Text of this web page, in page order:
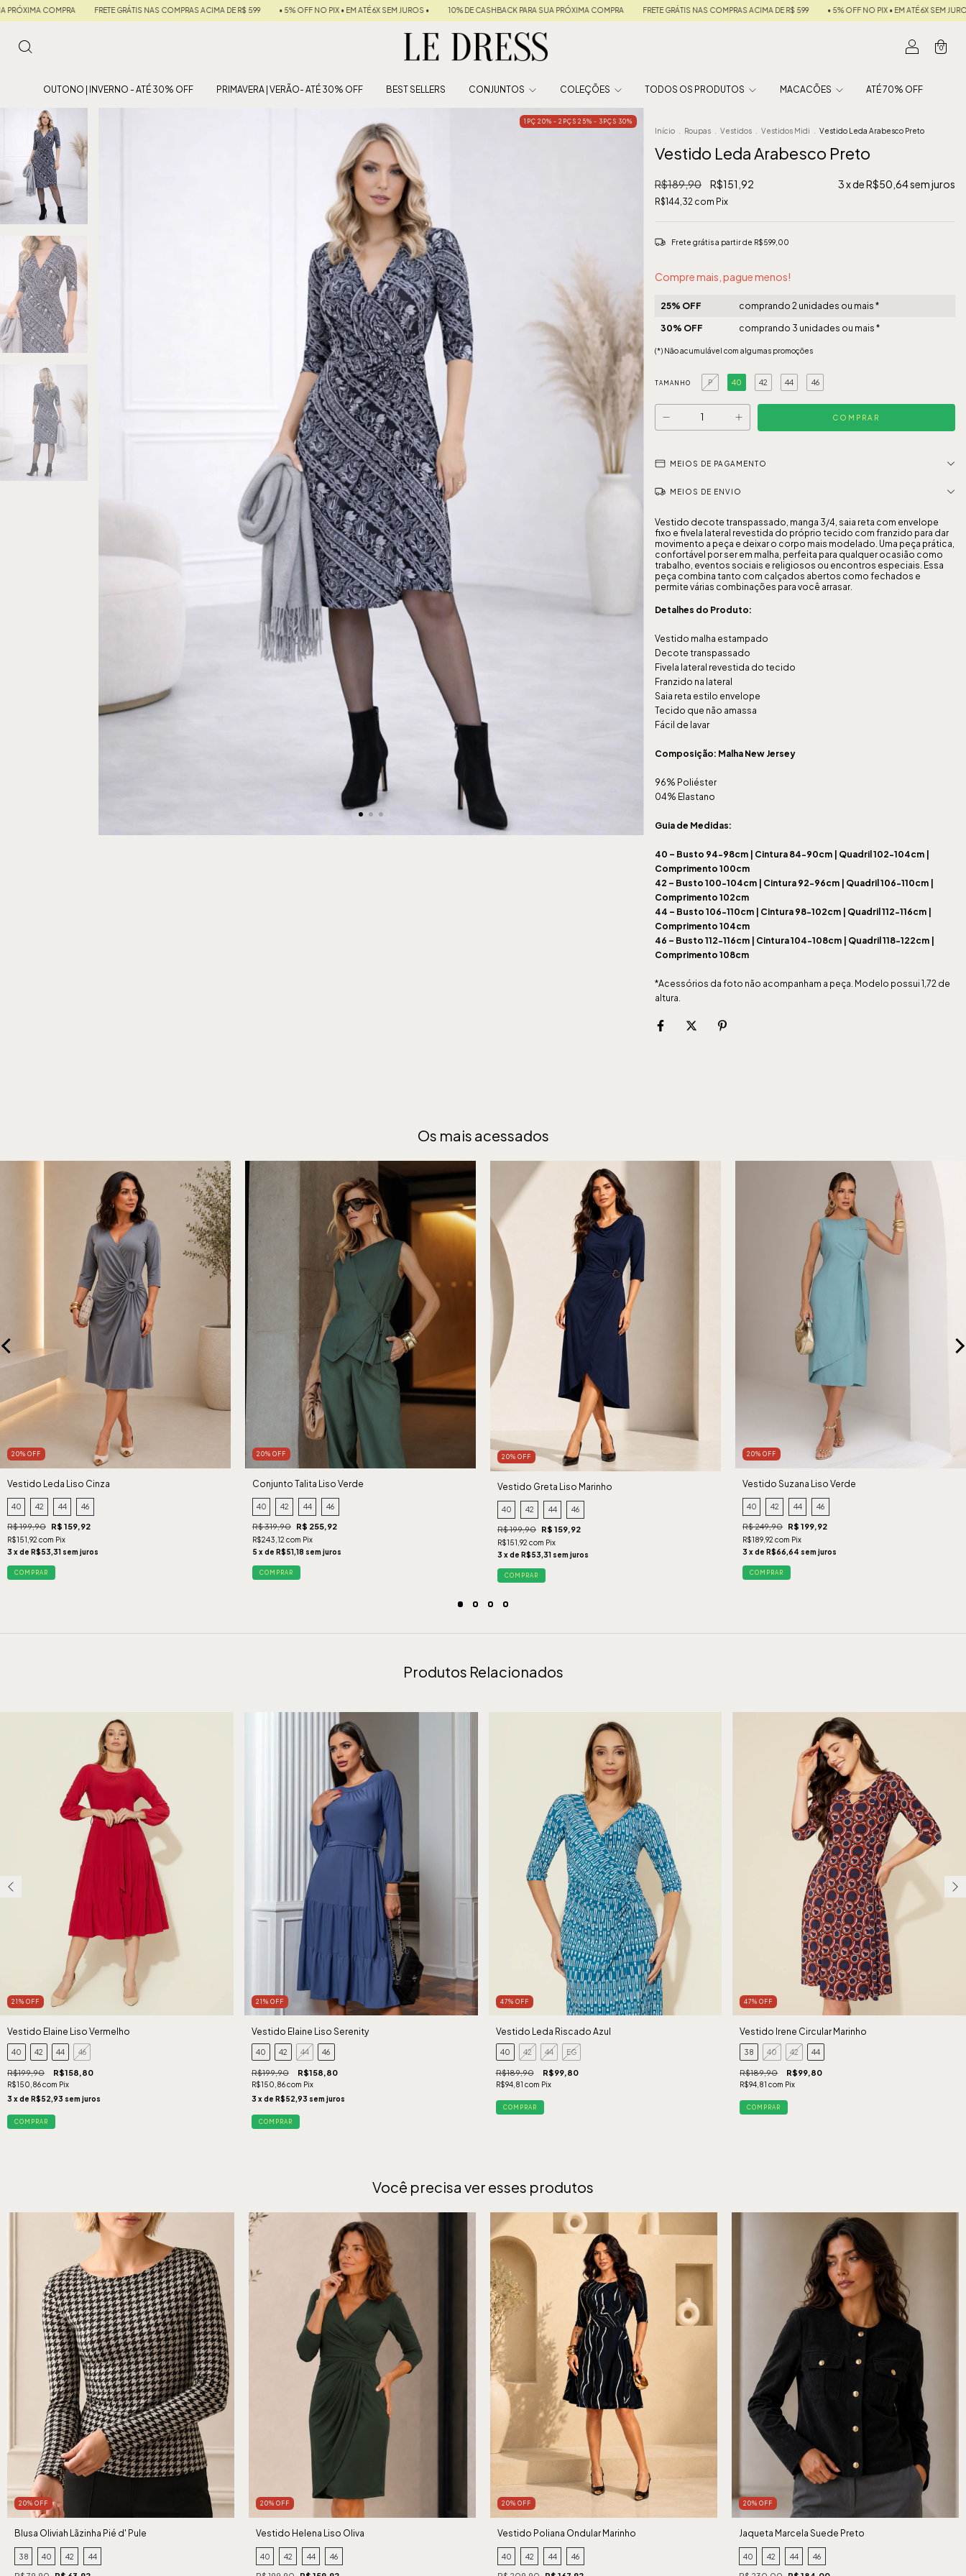
COMPRAS ACIMA DE R$ 599 • 5% OFF NO PIX • EM ATÉ 6X SEM JUROS • 10% DE CASHBACK PARA SUA PRÓXIMA COMPRA FRETE GRÁTIS NAS COMPRAS ACIMA DE R$ 599 • 5% OFF NO PIX • EM ATÉ 6X SEM JUROS • 10% DE CASHBACK PARA SUA
0
OUTONO | INVERNO - ATÉ 30% OFF PRIMAVERA | VERÃO- ATÉ 30% OFF BEST SELLERS CONJUNTOS COLEÇÕES TODOS OS PRODUTOS MACACÕES ATÉ 70% OFF
1PÇ 20% - 2PÇS 25% - 3PÇS 30%
Início Roupas Vestidos Vestidos Midi Vestido Leda Arabesco Preto
Vestido Leda Arabesco Preto
R$189,90 R$151,92 3x deR$50,64sem juros
R$144,32 com Pix
Frete grátisa partir de R$599,00
Compre mais, pague menos!
25% OFF comprando 2 unidades ou mais *
30% OFF comprando 3 unidades ou mais *
(*) Não acumulável com algumas promoções
TAMANHO P 40 42 44 46
MEIOS DE PAGAMENTO
MEIOS DE ENVIO
Vestido decote transpassado, manga 3/4, saia reta com envelope
fixo e fivela lateral revestida do próprio tecido com franzido para dar
movimento a peça e deixar o corpo mais modelado. Uma peça prática,
confortável por ser em malha, perfeita para qualquer ocasião como
trabalho, eventos sociais e religiosos ou encontros especiais. Essa
peça combina tanto com calçados abertos como fechados e
permite várias combinações para você arrasar.
Detalhes do Produto:
Vestido malha estampado
Decote transpassado
Fivela lateral revestida do tecido
Franzido na lateral
Saia reta estilo envelope
Tecido que não amassa
Fácil de lavar
Composição: Malha New Jersey
96% Poliéster
04% Elastano
Guia de Medidas:
40 – Busto 94-98cm | Cintura 84-90cm | Quadril 102-104cm |
Comprimento 100cm
42 – Busto 100-104cm | Cintura 92-96cm | Quadril 106-110cm |
Comprimento 102cm
44 – Busto 106-110cm | Cintura 98-102cm | Quadril 112-116cm |
Comprimento 104cm
46 – Busto 112-116cm | Cintura 104-108cm | Quadril 118-122cm |
Comprimento 108cm
*Acessórios da foto não acompanham a peça. Modelo possui 1,72 de
altura.
Os mais acessados
20% OFF
Vestido Leda Liso Cinza
40 42 44 46
R$ 199,90 R$ 159,92
R$151,92 com Pix
3 x de R$53,31 sem juros
COMPRAR
20% OFF
Conjunto Talita Liso Verde
40 42 44 46
R$ 319,90 R$ 255,92
R$243,12 com Pix
5 x de R$51,18 sem juros
COMPRAR
20% OFF
Vestido Greta Liso Marinho
40 42 44 46
R$ 199,90 R$ 159,92
R$151,92 com Pix
3 x de R$53,31 sem juros
COMPRAR
20% OFF
Vestido Suzana Liso Verde
40 42 44 46
R$ 249,90 R$ 199,92
R$189,92 com Pix
3 x de R$66,64 sem juros
COMPRAR
Produtos Relacionados
21 % OFF
Vestido Elaine Liso Vermelho
40 42 44 46
R$199,90 R$158,80
R$150,86com Pix
3 x de R$52,93 sem juros
COMPRAR
21 % OFF
Vestido Elaine Liso Serenity
40 42 44 46
R$199,90 R$158,80
R$150,86com Pix
3 x de R$52,93 sem juros
COMPRAR
47% OFF
Vestido Leda Riscado Azul
40 42 44 EG
R$189,90 R$99,80
R$94,81 com Pix
COMPRAR
47%OFF
Vestido Irene Circular Marinho
38 40 42 44
R$189,90 R$99,80
R$94,81com Pix
COMPRAR
Você precisa ver esses produtos
20% OFF
Blusa Oliviah Lãzinha Pié d' Pule
38 40 42 44
20% OFF
Vestido Helena Liso Oliva
40 42 44 46
20% OFF
Vestido Poliana Ondular Marinho
40 42 44 46
20% OFF
Jaqueta Marcela Suede Preto
40 42 44 46